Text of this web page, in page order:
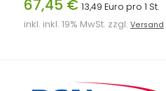
67,45 € 13,49 Euro pro 1 St.
inkl. inkl. 19% MwSt. zzgl. Versand